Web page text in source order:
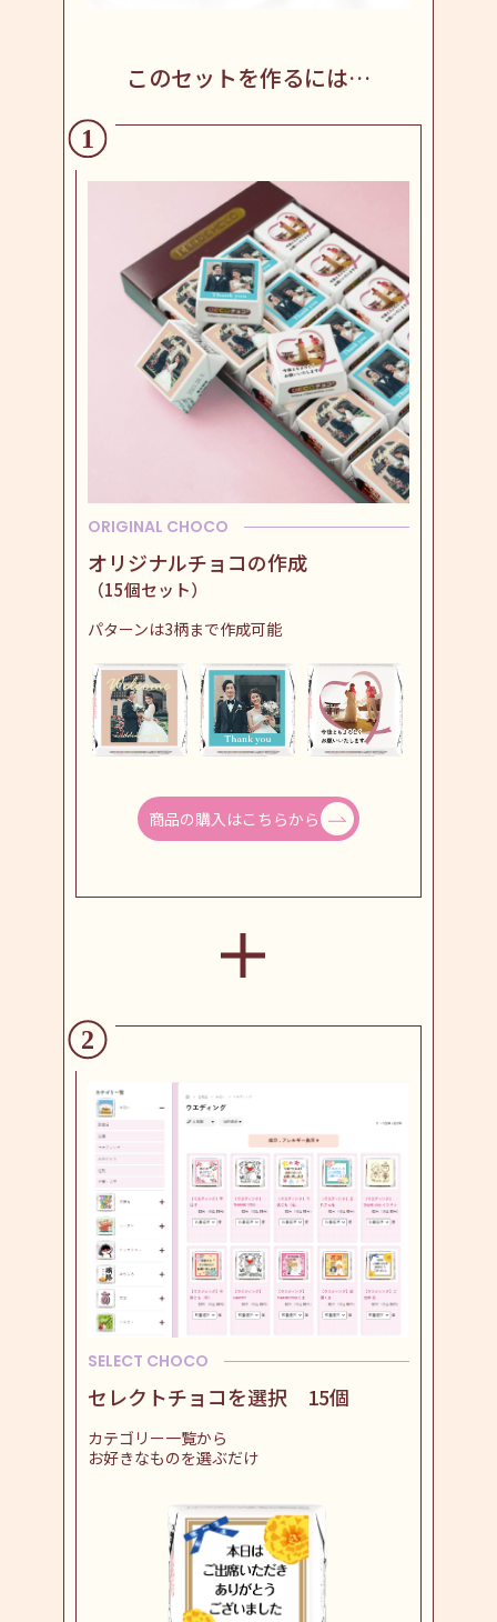
このセットを作るには…
ORIGINAL CHOCO
オリジナルチョコの作成
（15個セット）
パターンは3柄まで作成可能
商品の購入はこちらから
SELECT CHOCO
セレクトチョコを選択 15個
カテゴリー一覧から
お好きなものを選ぶだけ